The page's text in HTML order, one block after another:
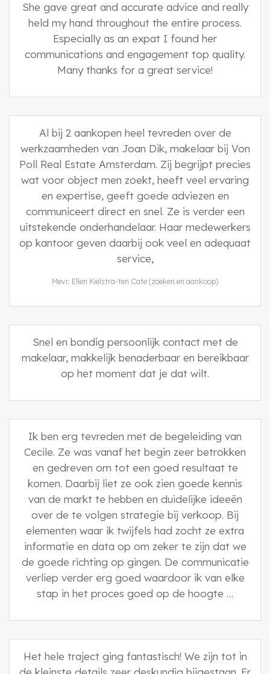
She gave great and accurate advice and really
held my hand throughout the entire process.
Especially as an expat I found her
communications and engagement top quality.
Many thanks for a great service!
Al bij 2 aankopen heel tevreden over de
werkzaamheden van Joan Dik, makelaar bij Von
Poll Real Estate Amsterdam. Zij begrijpt precies
wat voor object men zoekt, heeft veel ervaring
en expertise, geeft goede adviezen en
communiceert direct en snel. Ze is verder een
uitstekende onderhandelaar. Haar medewerkers
op kantoor geven daarbij ook veel en adequaat
service,
Mevr. Ellen Kielstra-ten Cate (zoeken en aankoop)
Snel en bondig persoonlijk contact met de
makelaar, makkelijk benaderbaar en bereikbaar
op het moment dat je dat wilt.
Ik ben erg tevreden met de begeleiding van
Cecile. Ze was vanaf het begin zeer betrokken
en gedreven om tot een goed resultaat te
komen. Daarbij liet ze ook zien goede kennis
van de markt te hebben en duidelijke ideeën
over de te volgen strategie bij verkoop. Bij
elementen waar ik twijfels had zocht ze extra
informatie en data op om zeker te zijn dat we
de goede richting op gingen. De communicatie
verliep verder erg goed waardoor ik van elke
stap in het proces goed op de hoogte …
Het hele traject ging fantastisch! We zijn tot in